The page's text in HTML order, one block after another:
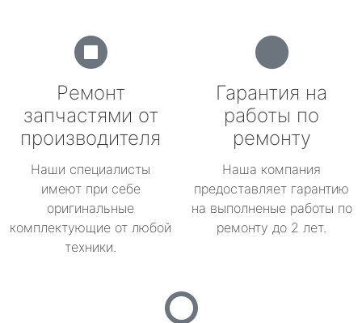
Ремонт
запчастями от
производителя
Наши специалисты
имеют при себе
оригинальные
комплектующие от любой
техники.
Гарантия на
работы по
ремонту
Наша компания
предоставляет гарантию
на выполненые работы по
ремонту до 2 лет.